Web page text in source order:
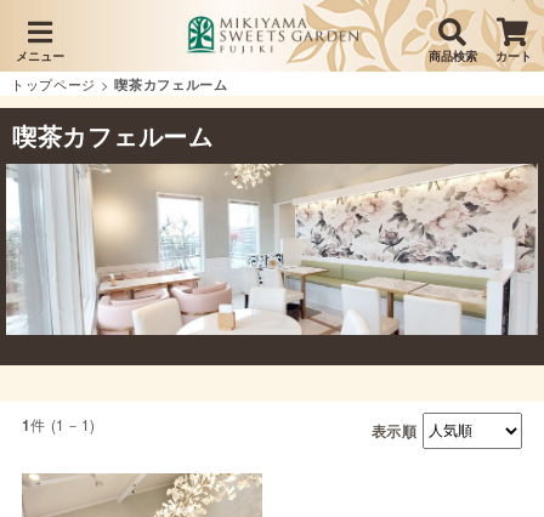
メニュー 商品検索 カート
トップページ >喫茶カフェルーム
喫茶カフェルーム
1件 (1－1) 表示順